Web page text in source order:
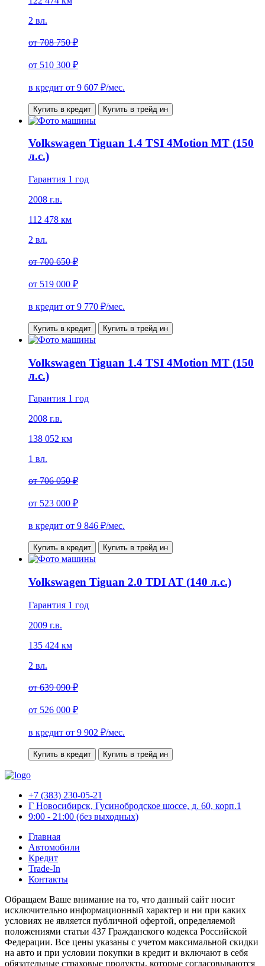
2 вл.
от708 750 ₽
от 510 300 ₽
в кредит от 9 607 ₽/мес.
Купить в кредит Купить в трейд ин
Volkswagen Tiguan 1.4 TSI 4Motion MT (150
л.с.)
Гарантия 1 год
2008 г.в.
112 478 км
2 вл.
от700 650 ₽
от 519 000 ₽
в кредит от 9 770 ₽/мес.
Купить в кредит Купить в трейд ин
Volkswagen Tiguan 1.4 TSI 4Motion MT (150
л.с.)
Гарантия 1 год
2008 г.в.
138 052 км
1 вл.
от706 050 ₽
от 523 000 ₽
в кредит от 9 846 ₽/мес.
Купить в кредит Купить в трейд ин
Volkswagen Tiguan 2.0 TDI AT (140 л.с.)
Гарантия 1 год
2009 г.в.
135 424 км
2 вл.
от639 090 ₽
от 526 000 ₽
в кредит от 9 902 ₽/мес.
Купить в кредит Купить в трейд ин
+7 (383) 230-05-21
Г Новосибирск, Гусинобродское шоссе, д. 60, корп.1
9:00 - 21:00 (без выходных)
Главная
Автомобили
Кредит
Trade-In
Контакты
Обращаем Ваше внимание на то, что данный сайт носит
исключительно информационный характер и ни при каких
условиях не является публичной офертой, определяемой
положениями статьи 437 Гражданского кодекса Российской
Федерации. Все цены указаны с учетом максимальной скидки
на авто и при условии покупки в кредит и включают в себя
обязательные страховые продукты, которые согласовываются